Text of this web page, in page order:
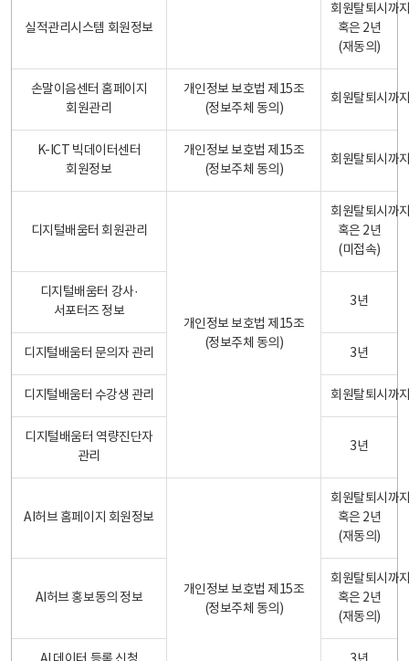
실적관리시스템 회원정보
회원탈퇴시까
혹은 2년
(재동의)
손말이음센터 홈페이지
회원관리
개인정보 보호법 제15조
(정보주체 동의)
회원탈퇴시까
K-ICT 빅데이터센터
회원정보
개인정보 보호법 제15조
(정보주체 동의)
회원탈퇴시까
디지털배움터 회원관리
개인정보 보호법 제15조
(정보주체 동의)
회원탈퇴시까
혹은 2년
(미접속)
디지털배움터 강사·
서포터즈 정보
3년
디지털배움터 문의자 관리 3년
디지털배움터 수강생 관리 회원탈퇴시까
디지털배움터 역량진단자
관리
3년
AI허브 홈페이지 회원정보
개인정보 보호법 제15조
(정보주체 동의)
회원탈퇴시까
혹은 2년
(재동의)
AI허브 홍보동의 정보
회원탈퇴시까
혹은 2년
(재동의)